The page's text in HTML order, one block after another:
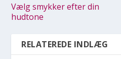
Vælg smykker efter din
hudtone
RELATEREDE INDLÆG